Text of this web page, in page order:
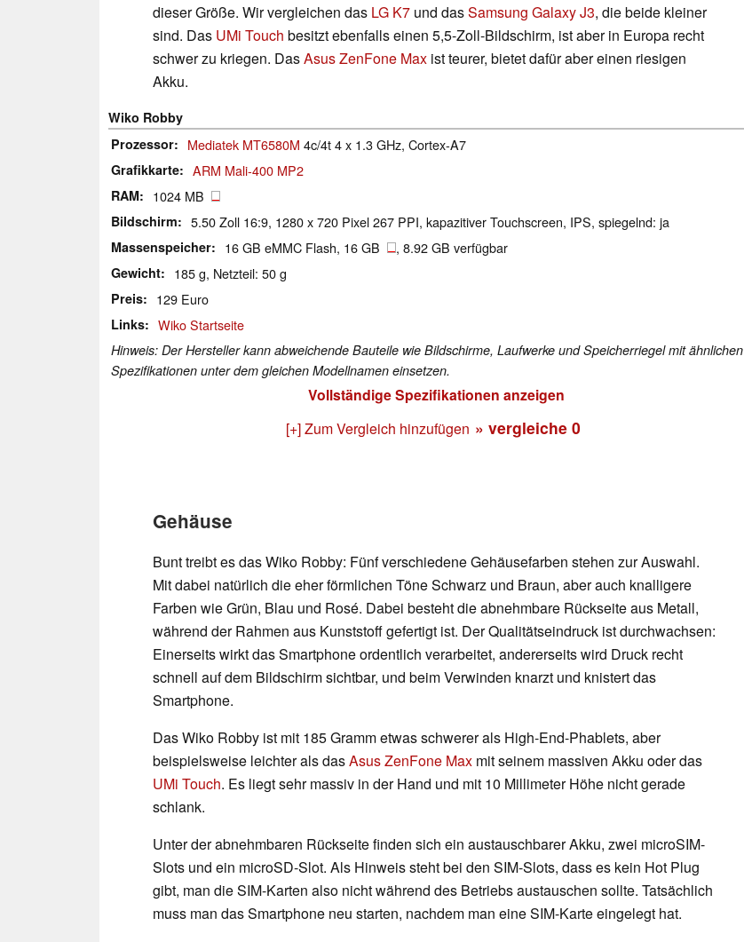
dieser Größe. Wir vergleichen das LG K7 und dasSamsung Galaxy J3, die beide kleiner
sind. Das UMi Touch besitzt ebenfalls einen 5,5-Zoll-Bildschirm, ist aber in Europa recht
schwer zu kriegen. DasAsus ZenFone Max ist teurer, bietet dafür aber einen riesigen
Akku.
Wiko Robby
Prozessor
Mediatek MT6580M 4c/4t 4 x 1.3 GHz, Cortex-A7
Grafikkarte ARM Mali-400 MP2
RAM 1024 MB
Bildschirm 5.50 Zoll 16:9, 1280 x 720 Pixel 267 PPI, kapazitiver Touchscreen, IPS, spiegelnd: ja
Massenspeicher 16 GB eMMC Flash, 16 GB , 8.92 GB verfügbar
Gewicht 185 g, Netzteil: 50 g
Preis 129 Euro
Links Wiko Startseite
Hinweis: Der Hersteller kann abweichende Bauteile wie Bildschirme, Laufwerke und Speicherriegel mit ähnlichen
Spezifikationen unter dem gleichen Modellnamen einsetzen.
Vollständige Spezifikationen anzeigen
[+] Zum Vergleich hinzufügen » vergleiche 0
Gehäuse
Bunt treibt es das Wiko Robby: Fünf verschiedene Gehäusefarben stehen zur Auswahl.
Mit dabei natürlich die eher förmlichen Töne Schwarz und Braun, aber auch knalligere
Farben wie Grün, Blau und Rosé. Dabei besteht die abnehmbare Rückseite aus Metall,
während der Rahmen aus Kunststoff gefertigt ist. Der Qualitätseindruck ist durchwachsen:
Einerseits wirkt das Smartphone ordentlich verarbeitet, andererseits wird Druck recht
schnell auf dem Bildschirm sichtbar, und beim Verwinden knarzt und knistert das
Smartphone.
Das Wiko Robby ist mit 185 Gramm etwas schwerer als High-End-Phablets, aber
beispielsweise leichter als dasAsus ZenFone Max mit seinem massiven Akku oder das
UMi Touch. Es liegt sehr massiv in der Hand und mit 10 Millimeter Höhe nicht gerade
schlank.
Unter der abnehmbaren Rückseite finden sich ein austauschbarer Akku, zwei microSIM-
Slots und ein microSD-Slot. Als Hinweis steht bei den SIM-Slots, dass es kein Hot Plug
gibt, man die SIM-Karten also nicht während des Betriebs austauschen sollte. Tatsächlich
muss man das Smartphone neu starten, nachdem man eine SIM-Karte eingelegt hat.